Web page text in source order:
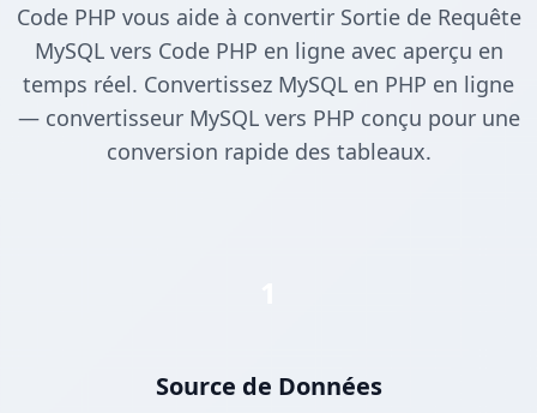
Code PHP vous aide à convertir Sortie de Requête
MySQL vers Code PHP en ligne avec aperçu en
temps réel. Convertissez MySQL en PHP en ligne
— convertisseur MySQL vers PHP conçu pour une
conversion rapide des tableaux.
Source de Données